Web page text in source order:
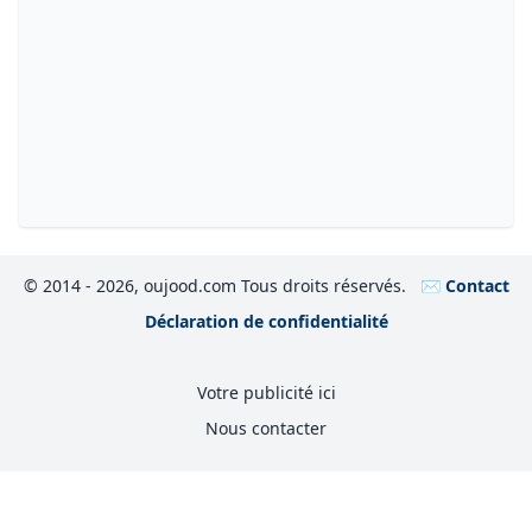
© 2014 - 2026, oujood.com Tous droits réservés.
✉️ Contact
Déclaration de confidentialité
Votre publicité ici
Nous contacter